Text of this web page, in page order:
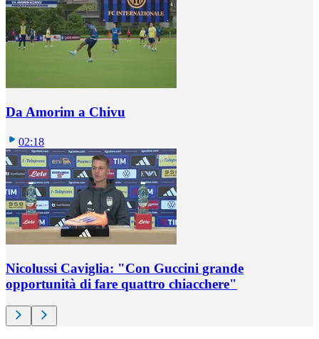
Da Amorim a Chivu
02:18
Nicolussi Caviglia: "Con Guccini grande
opportunità di fare quattro chiacchere"